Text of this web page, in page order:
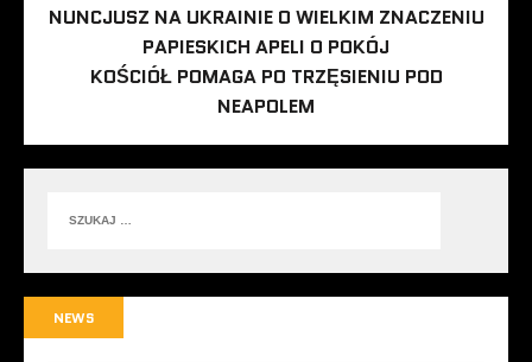
NUNCJUSZ NA UKRAINIE O WIELKIM ZNACZENIU
PAPIESKICH APELI O POKÓJ
KOŚCIÓŁ POMAGA PO TRZĘSIENIU POD
NEAPOLEM
NEWS